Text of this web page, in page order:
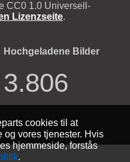
cookies til at
vores tjenester. Hvis
hjemmeside, forstås
.
CC0 1.0 Universell-
Lizenzseite.
Hochgeladene Bilder
3.806